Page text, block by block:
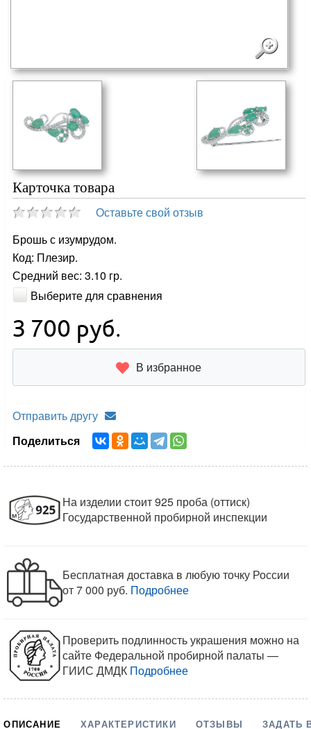
Карточка товара
Оставьте свой отзыв
Брошь с изумрудом.
Код: Плезир.
Средний вес: 3.10 гр.
Выберите для сравнения
3 700 руб.
В избранное
Отправить другу
Поделиться
На изделии стоит 925 проба (оттиск)
Государственной пробирной инспекции
Бесплатная доставка в любую точку России
от 7 000 руб. Подробнее
Проверить подлинность украшения можно на
сайте Федеральной пробирной палаты —
ГИИС ДМДК Подробнее
ОПИСАНИЕ ХАРАКТЕРИСТИКИ ОТЗЫВЫ ЗАДАТЬ